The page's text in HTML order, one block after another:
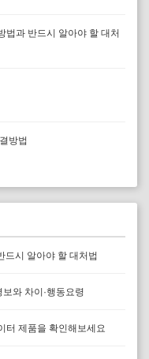
법과 반드시 알아야 할 대처
방법
드시 알아야 할 대처법
와 차이·행동요령
터 제품을 확인해보세요